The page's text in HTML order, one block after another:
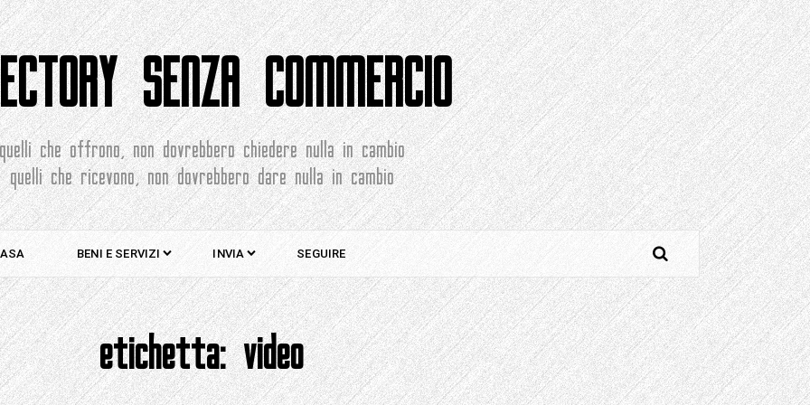
SENZA COMMERCIO
quelli che offrono, non dovrebbero chiedere nulla in cambio
quelli che ricevono, non dovrebbero dare nulla in cambio
BENI E SERVIZI INVIA SEGUIRE
etichetta:video